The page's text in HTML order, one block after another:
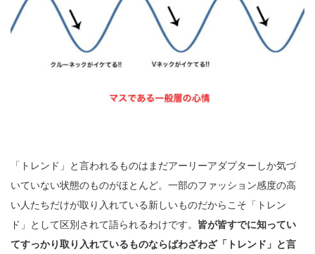
「トレンド」と言われるものはまだアーリーアダプターしか気づ
いていない状態のものがほとんど。一部のファッション感度の高
い人たちだけが取り入れている新しいものだからこそ「トレン
ド」として区別されて語られるわけです。 皆が皆すでに知ってい
てすっかり取り入れているものならばわざわざ「トレンド」と言